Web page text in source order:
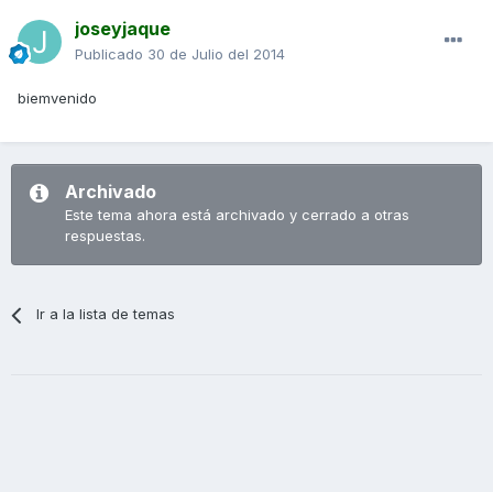
joseyjaque
Publicado 30 de Julio del 2014
biemvenido
Archivado
Este tema ahora está archivado y cerrado a otras
respuestas.
Ir a la lista de temas